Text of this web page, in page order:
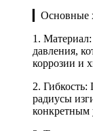
▎Основные
1.
давления,
коррозии и
2.
радиусы
конкретным